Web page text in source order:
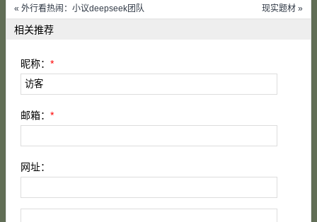
« 外行看热闹：小议deepseek团队 现实题材 »
相关推荐
昵称：*
邮箱：*
网址：